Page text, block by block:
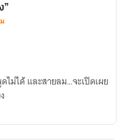
”
ไม่ได้ และสายลม…จะเปิดเผย